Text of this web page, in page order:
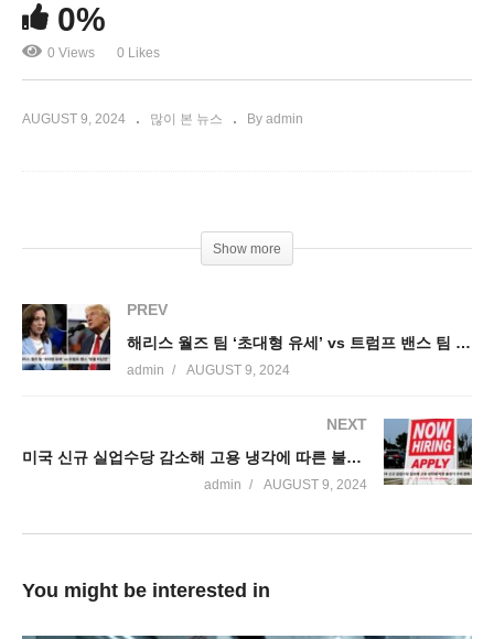
0%
0 Views 0 Likes
AUGUST 9, 2024 많이 본 뉴스 By admin
Show more
PREV
해리스 월즈 팀 ‘초대형 유세’ vs 트럼프 밴스 팀 ‘맞불 비난전’
admin AUGUST 9, 2024
NEXT
미국 신규 실업수당 감소해 고용 냉각에 따른 불경기 우려 완화
admin AUGUST 9, 2024
You might be interested in